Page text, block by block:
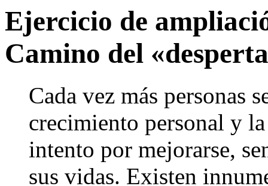
Ejercicio de
Camino del
Cada vez más personas
crecimiento personal y
intento por mejorarse,
sus vidas. Existen